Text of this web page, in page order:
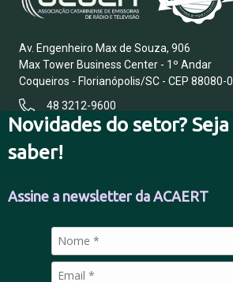
Novidades do setor?
saber!
Assine a newsletter da ACAERT
Av. Engenheiro Max de Souza, 906
Max Tower Business Center - 1º Andar
Coqueiros - Florianópolis/SC - CEP 88080-
48 3212-9600
FALE CONOSCO
POLÍTICA DE PRIVACIDADE